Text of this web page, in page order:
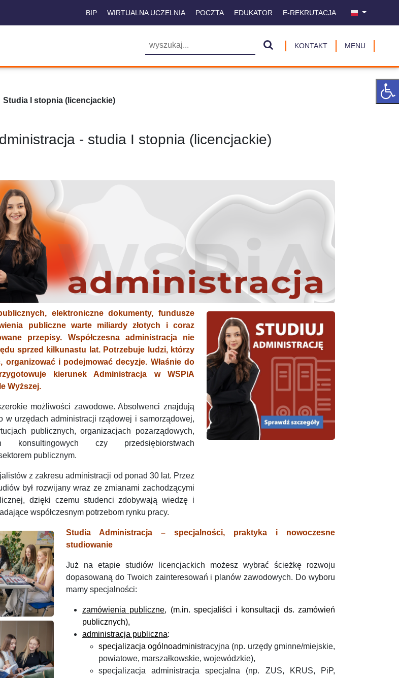
BIP WIRTUALNA UCZELNIA POCZTA EDUKATOR E-REKRUTACJA
KONTAKT MENU
Studia I stopnia (licencjackie)
- studia I stopnia (licencjackie)
elektroniczne dokumenty, fundusze
publiczne warte miliardy złotych i coraz
przepisy. Współczesna administracja nie
sprzed kilkunastu lat. Potrzebuje ludzi, którzy
organizować i podejmować decyzje. Właśnie do
kierunek Administracja w WSPiA
Wyższej.
możliwości zawodowe. Absolwenci znajdują
w urzędach administracji rządowej i samorządowej,
publicznych, organizacjach pozarządowych,
konsultingowych czy przedsiębiorstwach
publicznym.
z zakresu administracji od ponad 30 lat. Przez
był rozwijany wraz ze zmianami zachodzącymi
dzięki czemu studenci zdobywają wiedzę i
współczesnym potrzebom rynku pracy.
Studia Administracja – specjalności, praktyka i nowoczesne
studiowanie
Już na etapie studiów licencjackich możesz wybrać ścieżkę rozwoju
dopasowaną do Twoich zainteresowań i planów zawodowych. Do wyboru
mamy specjalności:
zamówienia publiczne, (m.in. specjaliści i konsultacji ds. zamówień
publicznych),
administracja publiczna:
specjalizacja ogólnoadministracyjna (np. urzędy gminne/miejskie,
powiatowe, marszałkowskie, wojewódzkie),
specjalizacja administracja specjalna (np. ZUS, KRUS, PiP,